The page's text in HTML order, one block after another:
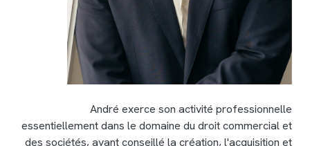
André exerce son activité professionnelle
essentiellement dans le domaine du droit commercial et
des sociétés, ayant conseillé la création, l'acquisition et